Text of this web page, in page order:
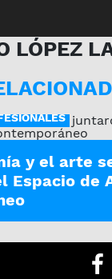
LÓPEZ
y el arte
Espacio de